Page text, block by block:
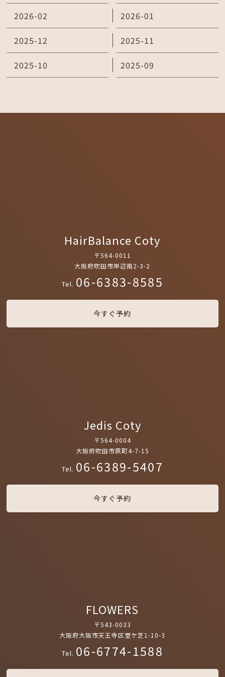
2026-02 2026-01
2025-12 2025-11
2025-10 2025-09
HairBalance Coty
〒564-0011
大阪府吹田市岸辺南2-3-2
Tel. 06-6383-8585
今すぐ予約
Jedis Coty
〒564-0004
大阪府吹田市原町4-7-15
Tel. 06-6389-5407
今すぐ予約
FLOWERS
〒543-0033
大阪府大阪市天王寺区堂ケ芝1-10-3
Tel. 06-6774-1588